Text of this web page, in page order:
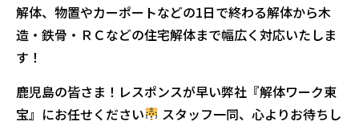
解体、物置やカーポートなどの1日で終わる解体から木
造・鉄骨・ＲＣなどの住宅解体まで幅広く対応いたしま
す！
鹿児島の皆さま！レスポンスが早い弊社『解体ワーク東
宝』にお任せください
スタッフ一同、心よりお待ちし